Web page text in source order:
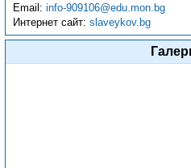
Email: info-909106@edu.mon.bg
Интернет сайт: slaveykov.bg